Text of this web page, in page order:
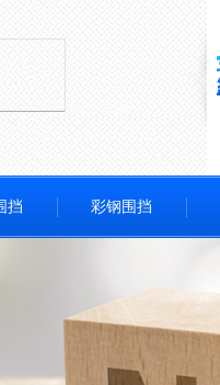
挡 彩钢围挡